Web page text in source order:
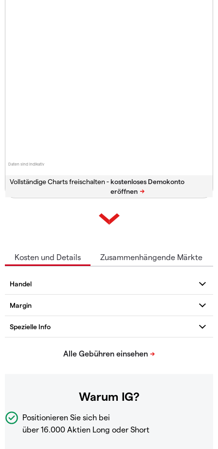
Daten sind indikativ
Vollständige Charts freischalten -
Kosten und Details Zusammenhängende Märkte
Warum IG?
Positionieren Sie sich bei
über 16.000 Aktien Long oder Short